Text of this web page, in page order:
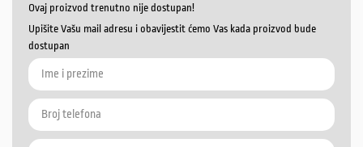
Ovaj proizvod trenutno nije dostupan!
Upišite Vašu mail adresu i obavijestit ćemo Vas kada proizvod bude
dostupan